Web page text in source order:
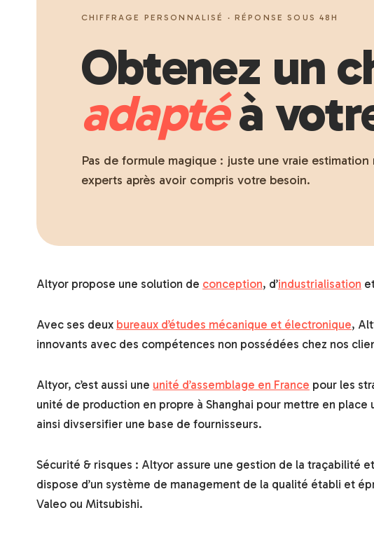
CHIFFRAGE PERSONNALISÉ · RÉPONSE SOUS 48H
Obtenez un
adaptéà
Pas de formule magique : juste une vraie estimation
experts après avoir compris votre besoin.
Altyor propose une solution de conception, d’industrialisation
Avec ses deux bureaux d’études mécanique et électronique,
innovants avec des compétences non possédées chez nos
Altyor, c’est aussi une unité d’assemblage en France pour les
unité de production en propre à Shanghai pour mettre en
ainsi divsersifier une base de fournisseurs.
Sécurité & risques : Altyor assure une gestion de la traçabilité
dispose d’un système de management de la qualité établi et
Valeo ou Mitsubishi.